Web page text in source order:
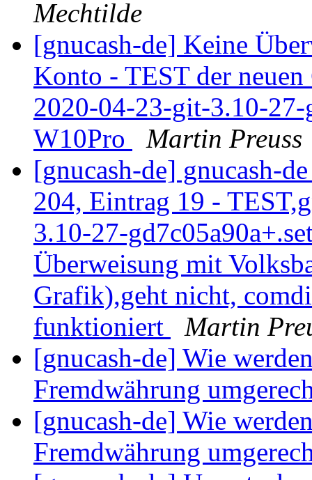
Mechtilde
[gnucash-de] Keine
Konto - TEST der
2020-04-23-git-3.10-27-
W10Pro
Martin Preuss
[gnucash-de] gnucash-
204, Eintrag 19 -
3.10-27-
Überweisung mit
Grafik),geht nicht,
funktioniert
Martin
[gnucash-de] Wie
Fremdwährung
[gnucash-de] Wie
Fremdwährung